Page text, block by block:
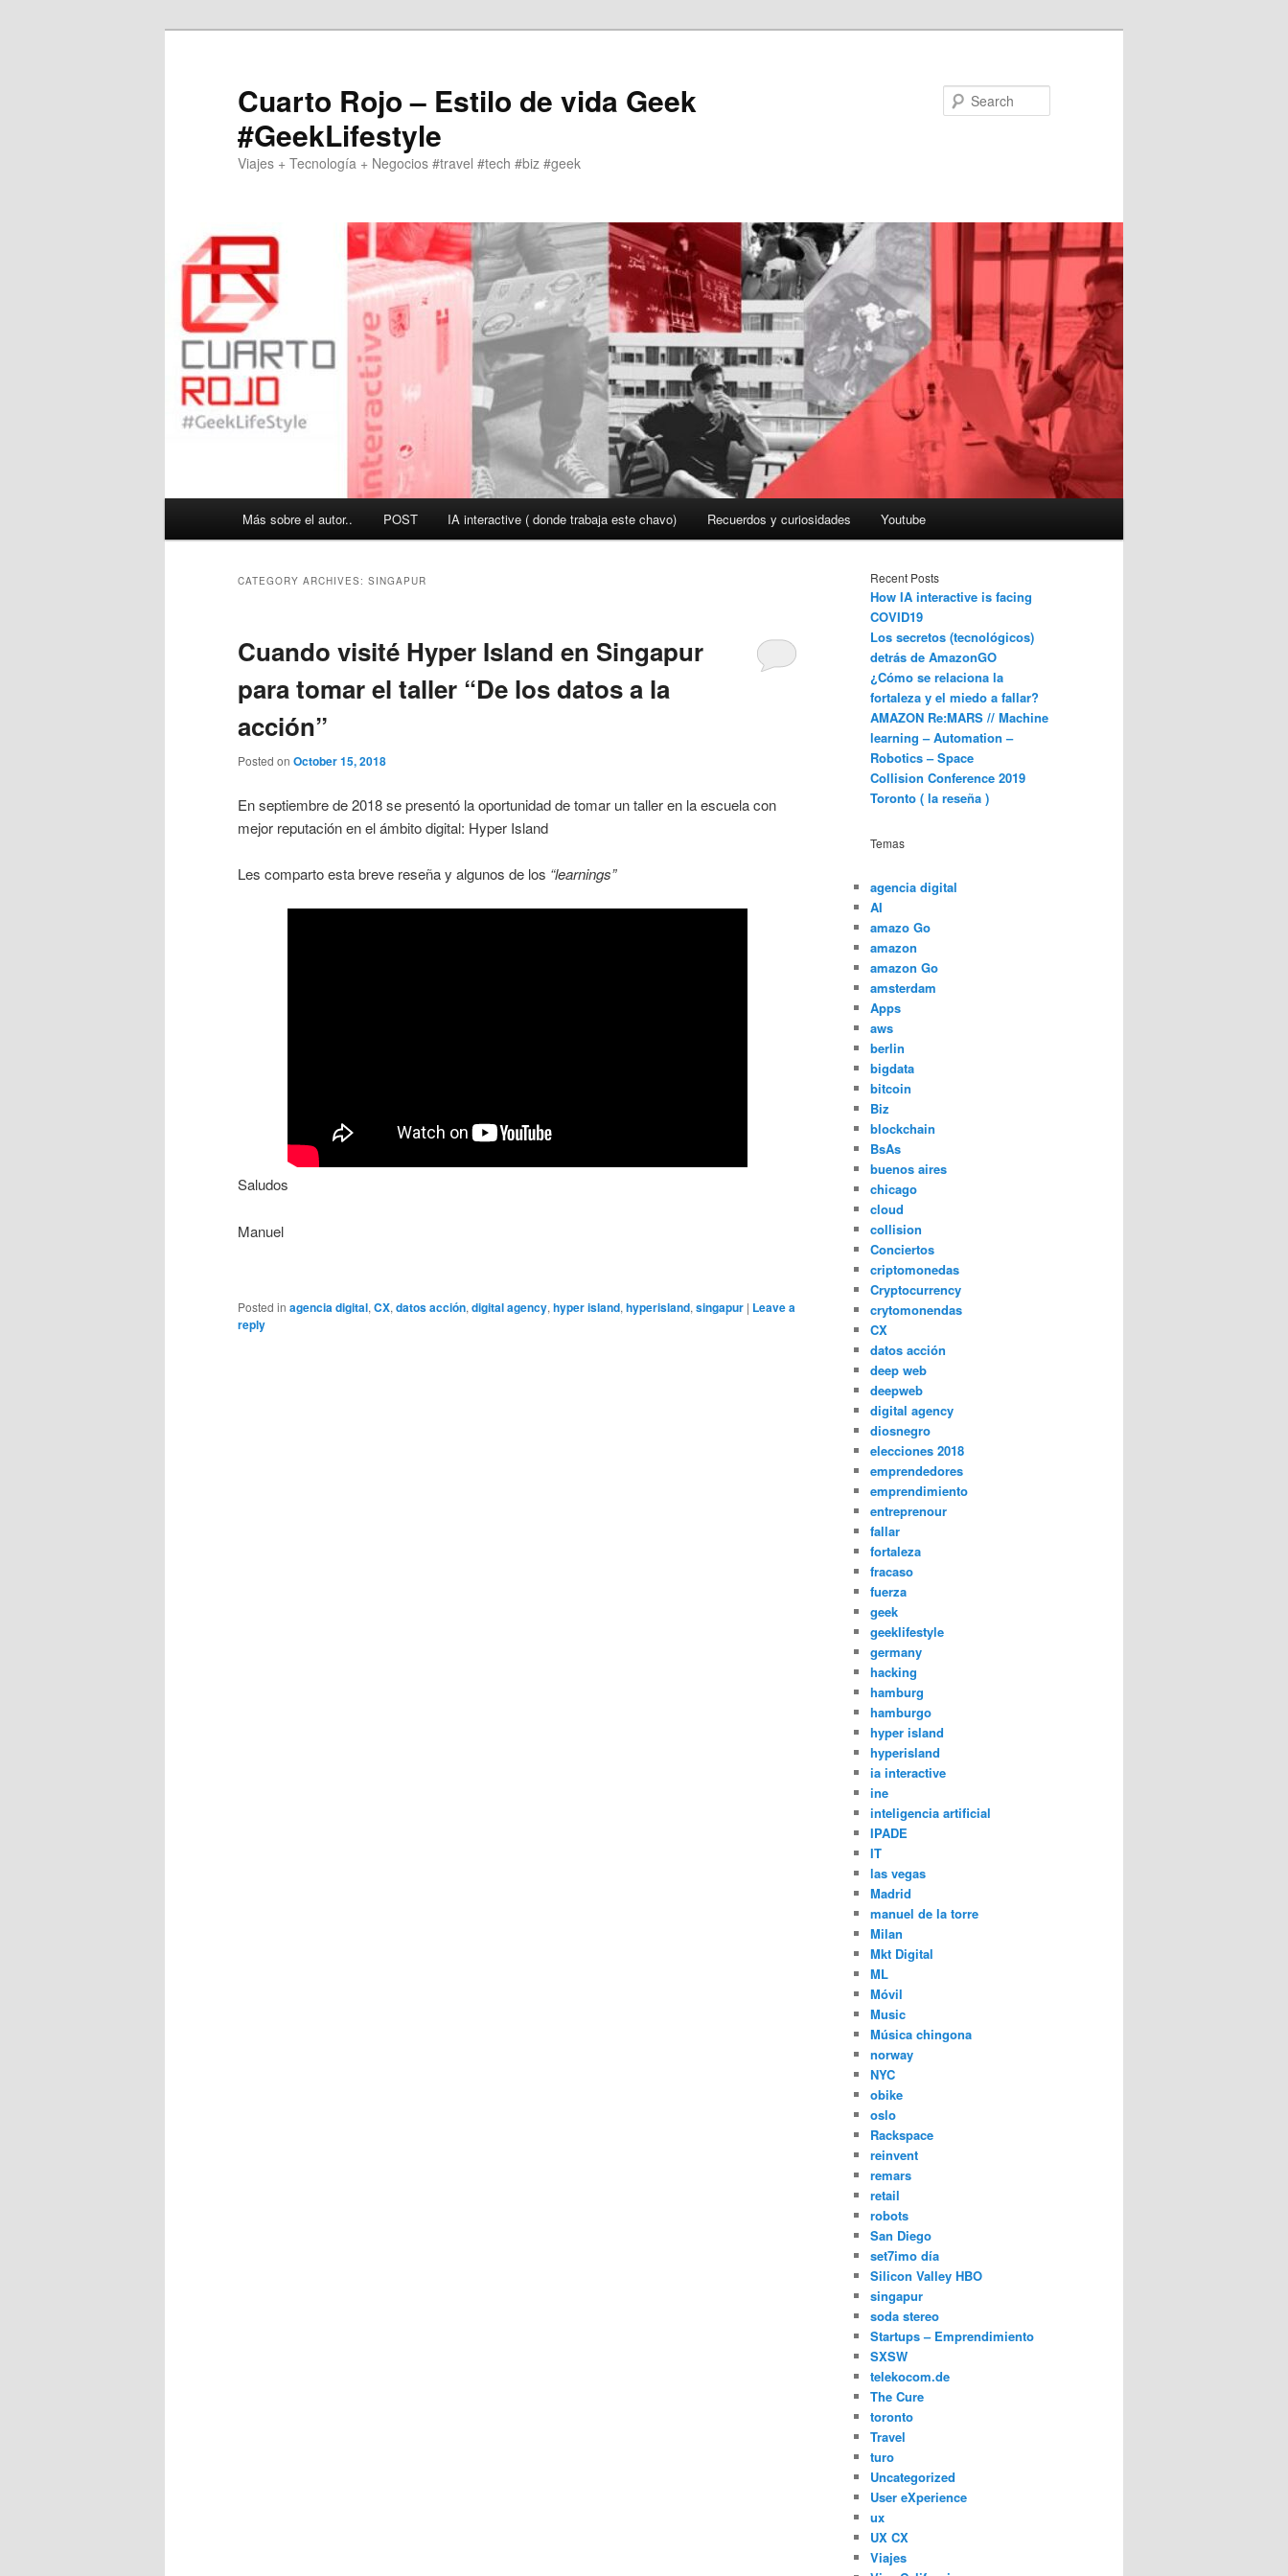
Cuarto Rojo – Estilo de vida Geek
#GeekLifestyle
Viajes + Tecnología + Negocios #travel #tech #biz #geek
Más sobre el autor.. POST IA interactive ( donde trabaja este chavo) Recuerdos y curiosidades Youtube
CATEGORY ARCHIVES: SINGAPUR
Cuando visité Hyper Island en Singapur
para tomar el taller “De los datos a la
acción”
Posted on October 15, 2018
En septiembre de 2018 se presentó la oportunidad de tomar un taller en la escuela con
mejor reputación en el ámbito digital: Hyper Island
Les comparto esta breve reseña y algunos de los “learnings”
Saludos
Manuel
Posted in agencia digital,CX,datos acción,digital agency,hyper island,hyperisland,singapur | Leave a
reply
Recent Posts
How IA interactive is facing
COVID19
Los secretos (tecnológicos)
detrás de AmazonGO
¿Cómo se relaciona la
fortaleza y el miedo a fallar?
AMAZON Re:MARS // Machine
learning – Automation –
Robotics – Space
Collision Conference 2019
Toronto ( la reseña )
Temas
agencia digital
AI
amazo Go
amazon
amazon Go
amsterdam
Apps
aws
berlin
bigdata
bitcoin
Biz
blockchain
BsAs
buenos aires
chicago
cloud
collision
Conciertos
criptomonedas
Cryptocurrency
crytomonendas
CX
datos acción
deep web
deepweb
digital agency
diosnegro
elecciones 2018
emprendedores
emprendimiento
entreprenour
fallar
fortaleza
fracaso
fuerza
geek
geeklifestyle
germany
hacking
hamburg
hamburgo
hyper island
hyperisland
ia interactive
ine
inteligencia artificial
IPADE
IT
las vegas
Madrid
manuel de la torre
Milan
Mkt Digital
ML
Móvil
Music
Música chingona
norway
NYC
obike
oslo
Rackspace
reinvent
remars
retail
robots
San Diego
set7imo día
Silicon Valley HBO
singapur
soda stereo
Startups – Emprendimiento
SXSW
telekocom.de
The Cure
toronto
Travel
turo
Uncategorized
User eXperience
ux
UX CX
Viajes